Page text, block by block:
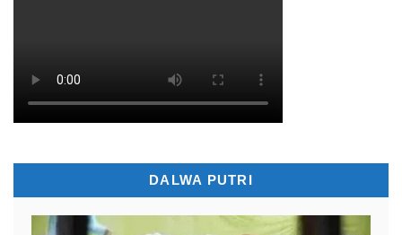
DALWA PUTRI